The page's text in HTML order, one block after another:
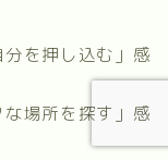
を押し込む」感
場所を探す」感